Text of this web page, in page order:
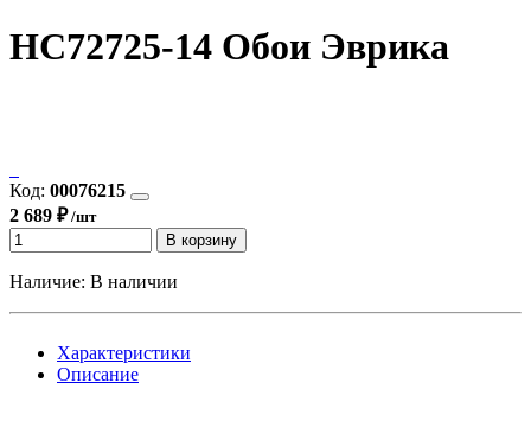
HC72725-14 Обои Эврика
Код: 00076215
2 689 ₽/шт
В корзину
Наличие: В наличии
Характеристики
Описание